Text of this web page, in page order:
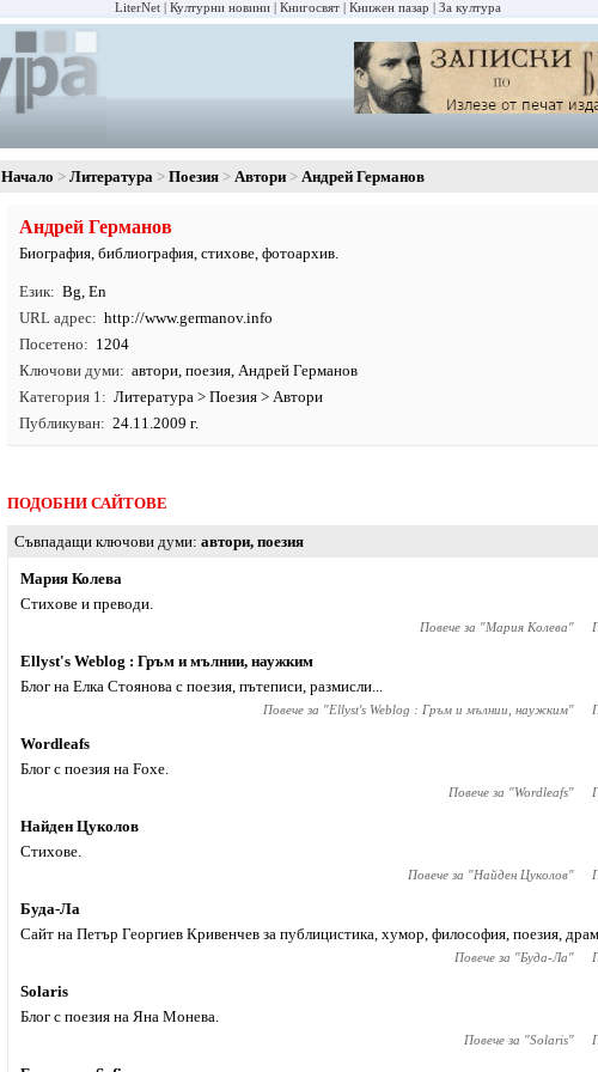
LiterNet Културни новини Книгосвят Книжен пазар За култура
Начало Литература Поезия Автори Андрей Германов
Андрей Германов
Биография, библиография, стихове, фотоархив.
Език Bg, En
URL адрес
http://www.germanov.info
Посетено
1204
Ключови думи
автори, поезия, Андрей Германов
Категория 1
Литература > Поезия > Автори
Публикуван
24.11.2009 г.
ПОДОБНИ САЙТОВЕ
Съвпадащи ключови думи автори, поезия
Мария Колева
Стихове и преводи.
Повече за "Мария Колева"
Ellyst's Weblog : Гръм и мълнии, наужким
Блог на Елка Стоянова с поезия, пътеписи, размисли...
Повече за "Ellyst's Weblog : Гръм и мълнии, наужким"
Wordleafs
Блог с поезия на Foxe.
Повече за "Wordleafs"
Найден Цуколов
Стихове.
Повече за "Найден Цуколов"
Буда-Ла
Сайт на Петър Георгиев Кривенчев за публицистика, хумор, философия, поезия,
Повече за "Буда-Ла"
Solaris
Блог с поезия на Яна Монева.
Повече за "Solaris"